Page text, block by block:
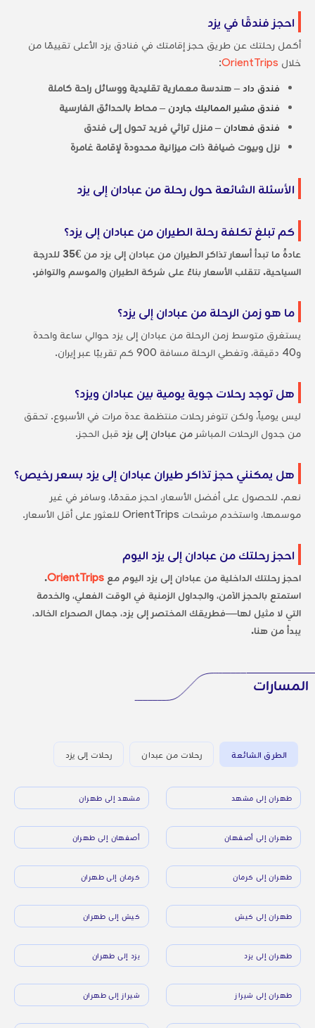
احجز فندقًا في يزد
أكمل رحلتك عن طريق حجز إقامتك في فنادق يزد الأعلى تقييمًا من
خلال OrientTrips
:
فندق داد– هندسة معمارية تقليدية ووسائل راحة كاملة
فندق مشير المماليك جاردن– محاط بالحدائق الفارسية
فندق فهادان– منزل تراثي فريد تحول إلى فندق
نزل وبيوت ضيافة ذات ميزانية محدودة لإقامة غامرة
الأسئلة الشائعة حول رحلة من عبادان إلى يزد
كم تبلغ تكلفة رحلة الطيران من عبادان إلى يزد؟
عادةً ما تبدأ أسعار تذاكر الطيران من عبادان إلى يزد من €35 للدرجة
السياحية. تتقلب الأسعار بناءً على شركة الطيران والموسم والتوافر.
ما هو زمن الرحلة من عبادان إلى يزد؟
يستغرق متوسط زمن الرحلة من عبادان إلى يزد حوالي ساعة واحدة
و40 دقيقة، وتغطي الرحلة مسافة 900 كم تقريبًا عبر إيران.
هل توجد رحلات جوية يومية بين عبادان ويزد؟
ليس يومياً، ولكن تتوفر رحلات منتظمة عدة مرات في الأسبوع. تحقق
من جدول الرحلات المباشر من عبادان إلى يزدقبل الحجز.
هل يمكنني حجز تذاكر طيران عبادان إلى يزد بسعر رخيص؟
نعم. للحصول على أفضل الأسعار، احجز مقدمًا، وسافر في غير
موسمها، واستخدم مرشحات OrientTrips للعثور على أقل الأسعار.
احجز رحلتك من عبادان إلى يزد اليوم
احجز رحلتك الداخلية من عبادان إلى يزد اليوم مع OrientTrips
.
استمتع بالحجز الآمن، والجداول الزمنية في الوقت الفعلي، والخدمة
التي لا مثيل لها—فطريقك المختصر إلى يزد، جمال الصحراء الخالد،
يبدأ من هنا.
المسارات
الطرق الشائعة رحلات من عبدان رحلات إلى يزد
طهران إلى مشهد مشهد إلى طهران
طهران إلى أصفهان أصفهان إلى طهران
طهران إلى كرمان كرمان إلى طهران
طهران إلى كيش كيش إلى طهران
طهران إلى يزد يزد إلى طهران
طهران إلى شيراز شيراز إلى طهران